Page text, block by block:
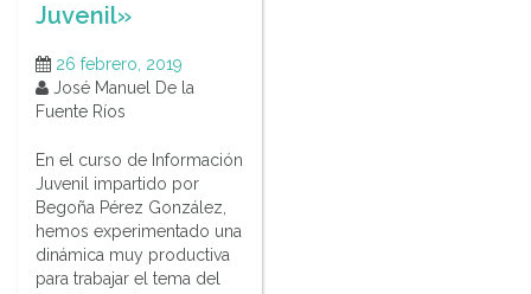
Juvenil»
26 febrero, 2019
José Manuel De la
Fuente Ríos
En el curso de Información
Juvenil impartido por
Begoña Pérez González,
hemos experimentado una
dinámica muy productiva
para trabajar el tema del